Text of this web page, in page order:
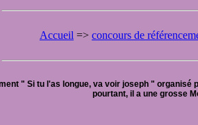
Accueil => concours de
" Si tu l'as longue, va voir joseph " organisé
pourtant, il a une grosse